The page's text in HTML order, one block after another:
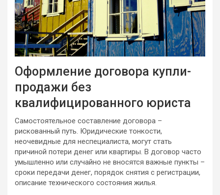
Оформление договора купли-
продажи без
квалифицированного юриста
Самостоятельное составление договора –
рискованный путь. Юридические тонкости,
неочевидные для неспециалиста, могут стать
причиной потери денег или квартиры. В договор часто
умышленно или случайно не вносятся важные пункты –
сроки передачи денег, порядок снятия с регистрации,
описание технического состояния жилья.